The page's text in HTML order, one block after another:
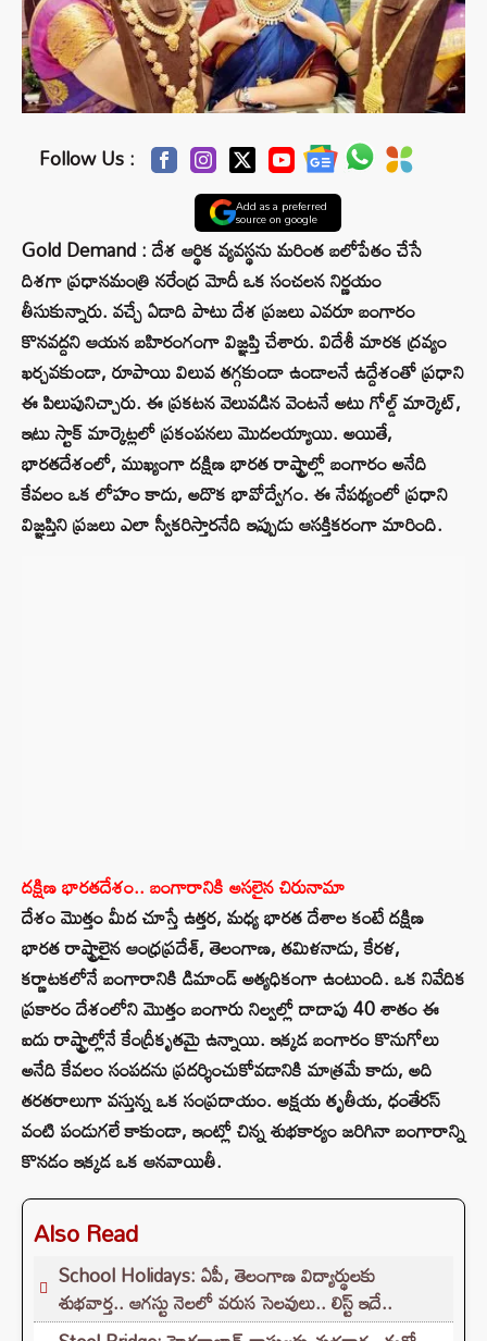
Follow Us :
Add as a preferred
source on google
Gold Demand : దేశ ఆర్థిక వ్యవస్థను మరింత బలోపేతం చేసే
దిశగా ప్రధానమంత్రి నరేంద్ర మోదీ ఒక సంచలన నిర్ణయం
తీసుకున్నారు. వచ్చే ఏడాది పాటు దేశ ప్రజలు ఎవరూ బంగారం
కొనవద్దని ఆయన బహిరంగంగా విజ్ఞప్తి చేశారు. విదేశీ మారక ద్రవ్యం
ఖర్చవకుండా, రూపాయి విలువ తగ్గకుండా ఉండాలనే ఉద్దేశంతో ప్రధాని
ఈ పిలుపునిచ్చారు. ఈ ప్రకటన వెలువడిన వెంటనే అటు గోల్డ్ మార్కెట్,
ఇటు స్టాక్ మార్కెట్లలో ప్రకంపనలు మొదలయ్యాయి. అయితే,
భారతదేశంలో, ముఖ్యంగా దక్షిణ భారత రాష్ట్రాల్లో బంగారం అనేది
కేవలం ఒక లోహం కాదు, అదొక భావోద్వేగం. ఈ నేపథ్యంలో ప్రధాని
విజ్ఞప్తిని ప్రజలు ఎలా స్వీకరిస్తారనేది ఇప్పుడు ఆసక్తికరంగా మారింది.
దక్షిణ భారతదేశం.. బంగారానికి అసలైన చిరునామా
దేశం మొత్తం మీద చూస్తే ఉత్తర, మధ్య భారత దేశాల కంటే దక్షిణ
భారత రాష్ట్రాలైన ఆంధ్రప్రదేశ్, తెలంగాణ, తమిళనాడు, కేరళ,
కర్ణాటకలోనే బంగారానికి డిమాండ్ అత్యధికంగా ఉంటుంది. ఒక నివేదిక
ప్రకారం దేశంలోని మొత్తం బంగారు నిల్వల్లో దాదాపు 40 శాతం ఈ
ఐదు రాష్ట్రాల్లోనే కేంద్రీకృతమై ఉన్నాయి. ఇక్కడ బంగారం కొనుగోలు
అనేది కేవలం సంపదను ప్రదర్శించుకోవడానికి మాత్రమే కాదు, అది
తరతరాలుగా వస్తున్న ఒక సంప్రదాయం. అక్షయ తృతీయ, ధంతేరస్
వంటి పండుగలే కాకుండా, ఇంట్లో చిన్న శుభకార్యం జరిగినా బంగారాన్ని
కొనడం ఇక్కడ ఒక ఆనవాయితీ.
Also Read
School Holidays: ఏపీ, తెలంగాణ విద్యార్థులకు
శుభవార్త.. ఆగస్టు నెలలో వరుస సెలవులు.. లిస్ట్ ఇదే..